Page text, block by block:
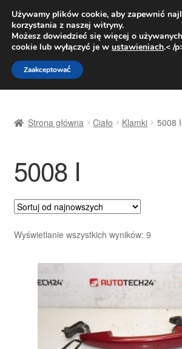
DOSTAWA od 31
Pn.-pt. 9:00-16:00800
Przejdź
do
nawigacji
Przejdź
do
treści
Dostawa
Dostawa na cały świat
Kontakt
Moje konto
O nas
Polityka prywatności
Strona główna Ciało Klamki 5008 I
5008 I
Wyświetlanie wszystkich wyników: 9
Używamy plików cookie, aby zapewnić
korzystania z naszej witryny.
Możesz dowiedzieć się więcej o
cookie lub wyłączyć je w ustawieniach.< /
Zaakceptować